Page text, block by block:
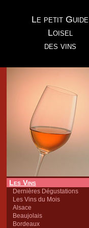
Le petit Guide
Loisel
des vins
Les Vins
Dernières Dégustations
Les Vins du Mois
Alsace
Beaujolais
Bordeaux